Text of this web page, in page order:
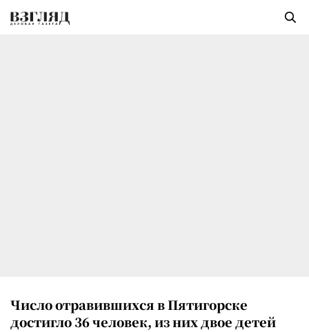
Число отравившихся в Пятигорске
достигло 36 человек, из них двое детей